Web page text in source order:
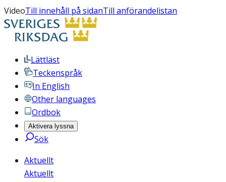
VideoTill innehåll på sidanTill anförandelistan
Lättläst
Teckenspråk
In English
Other languages
Ordbok
Aktivera lyssna
Sök
Aktuellt
Aktuellt